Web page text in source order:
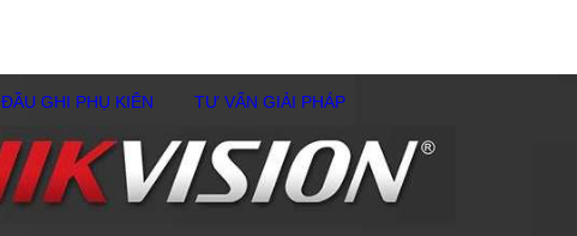
ĐẦU GHI PHỤ KIÊN TƯ VẤN GIẢI PHÁP